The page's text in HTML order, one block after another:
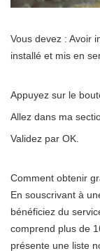
Vous devez : Avoir
installé et mis en
Appuyez sur le
Allez dans ma
Validez par OK.
Comment obtenir
En souscrivant à
bénéficiez du
comprend plus de
présente une liste